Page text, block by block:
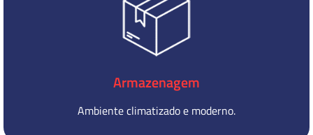
Armazenagem
Ambiente climatizado e moderno.